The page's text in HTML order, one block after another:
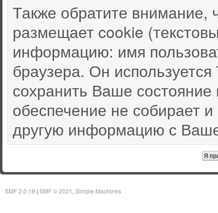
Также обратите внимание,
размещает cookie
информацию: имя
браузера. Он
сохранить Ваше
обеспечение не собирает
другую информацию с
SMF 2.0.19 | SMF © 2021 Simple Machines